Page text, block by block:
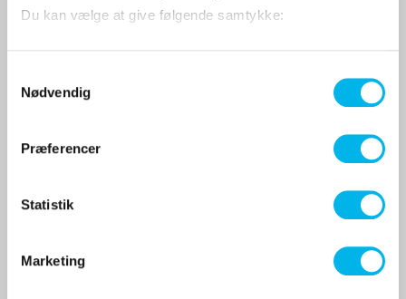
Du kan vælge at give følgende samtykke:
Nødvendig
Præferencer
Statistik
Marketing
799 DKK